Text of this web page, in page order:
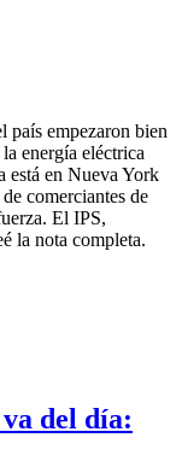
país empezaron bien
energía eléctrica
está en Nueva York
comerciantes de
El IPS,
la nota completa.
del día: